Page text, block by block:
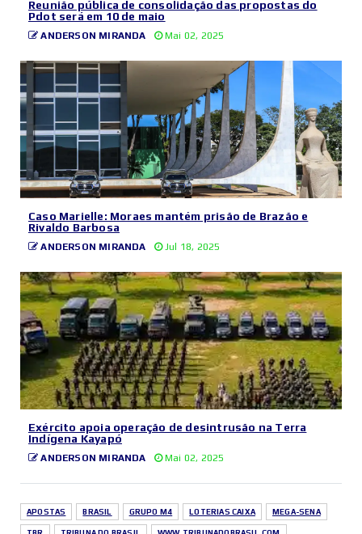
Reunião pública de consolidação das propostas do
Pdot será em 10 de maio
ANDERSON MIRANDA Mai 02, 2025
Caso Marielle: Moraes mantém prisão de Brazão e
Rivaldo Barbosa
ANDERSON MIRANDA Jul 18, 2025
Exército apoia operação de desintrusão na Terra
Indígena Kayapó
ANDERSON MIRANDA Mai 02, 2025
APOSTAS BRASIL GRUPO M4 LOTERIAS CAIXA MEGA-SENA